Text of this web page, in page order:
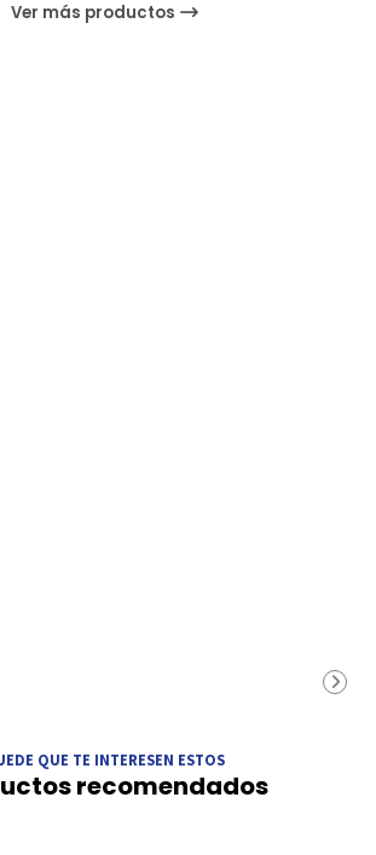
Ver más productos
QUE TE INTERESEN ESTOS
recomendados